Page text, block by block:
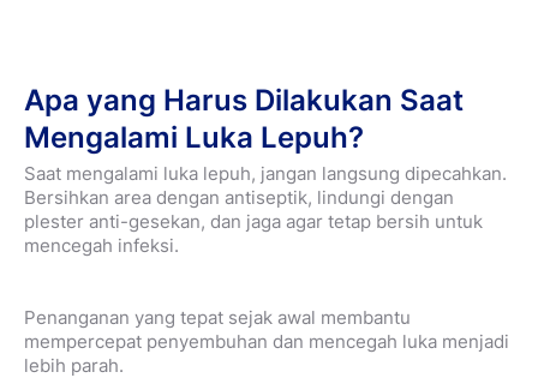
Apa yang Harus Dilakukan Saat
Mengalami Luka Lepuh?
Saat mengalami luka lepuh, jangan langsung dipecahkan.
Bersihkan area dengan antiseptik, lindungi dengan
plester anti-gesekan, dan jaga agar tetap bersih untuk
mencegah infeksi.
Penanganan yang tepat sejak awal membantu
mempercepat penyembuhan dan mencegah luka menjadi
lebih parah.